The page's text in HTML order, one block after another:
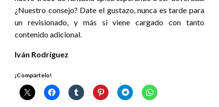
¿Nuestro consejo? Date el gustazo, nunca es tarde para
un revisionado, y más si viene cargado con tanto
contenido adicional.
Iván Rodríguez
¡Compártelo!